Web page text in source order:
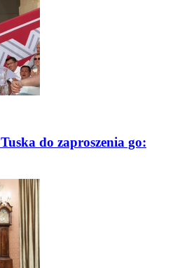
do zaproszenia go: